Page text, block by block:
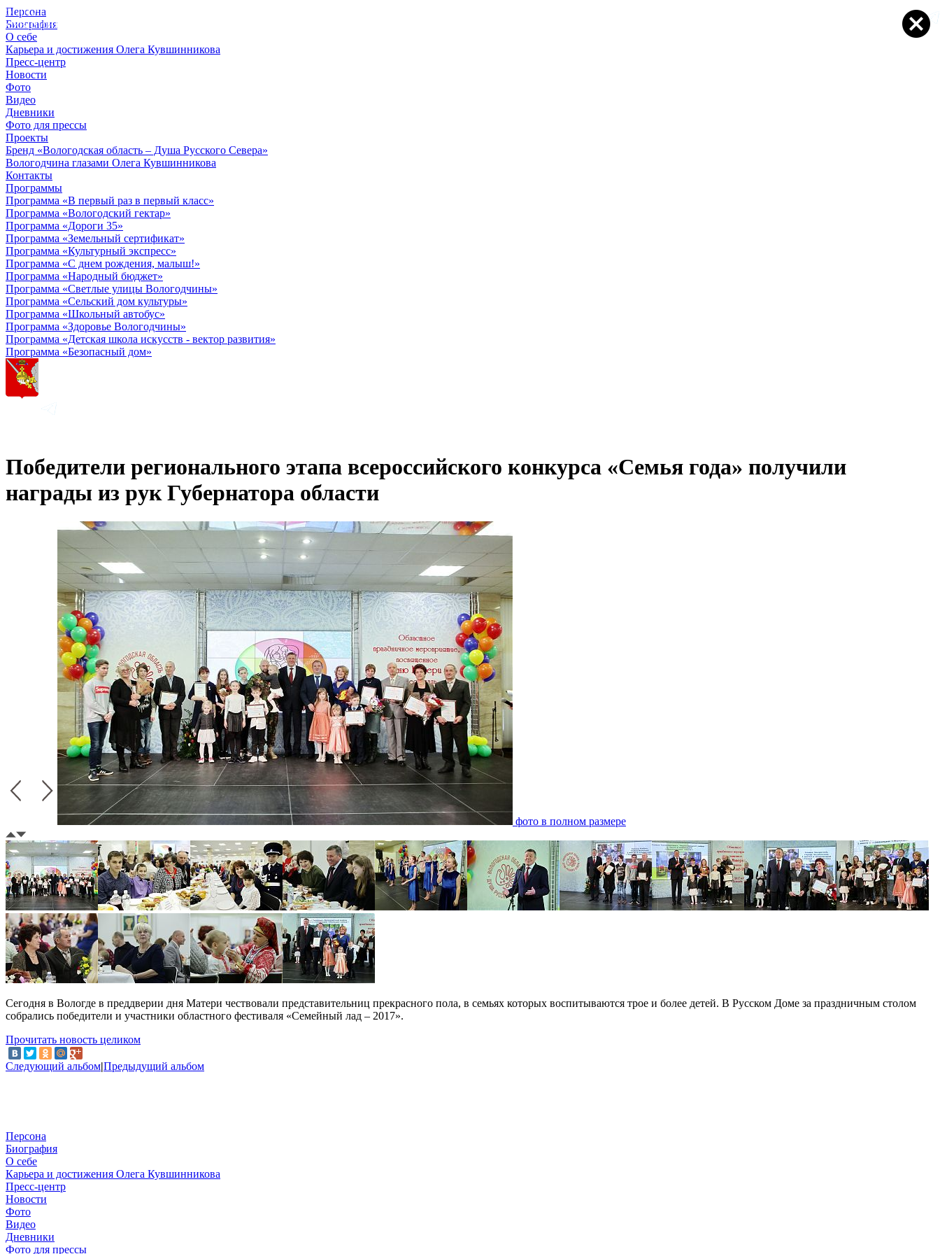
Персона
Биография
О себе
Карьера и достижения Олега Кувшинникова
Пресс-центр
Новости
Фото
Видео
Дневники
Фото для прессы
Проекты
Бренд «Вологодская область – Душа Русского Севера»
Вологодчина глазами Олега Кувшинникова
Контакты
Программы
Программа «В первый раз в первый класс»
Программа «Вологодский гектар»
Программа «Дороги 35»
Программа «Земельный сертификат»
Программа «Культурный экспресс»
Программа «С днем рождения, малыш!»
Программа «Народный бюджет»
Программа «Светлые улицы Вологодчины»
Программа «Сельский дом культуры»
Программа «Школьный автобус»
Программа «Здоровье Вологодчины»
Программа «Детская школа искусств - вектор развития»
Программа «Безопасный дом»
Победители регионального этапа всероссийского конкурса «Семья года» получили
награды из рук Губернатора области
фото в полном размере
Сегодня в Вологде в преддверии дня Матери чествовали представительниц прекрасного пола, в семьях которых воспитываются трое и более детей. В Русском Доме за праздничным столом
собрались победители и участники областного фестиваля «Семейный лад – 2017».
Прочитать новость целиком
Следующий альбом|Предыдущий альбом
© 2012 - 2023,
КУВШИННИКОВ О.А.
Персона
Биография
О себе
Карьера и достижения Олега Кувшинникова
Пресс-центр
Новости
Фото
Видео
Дневники
Фото для прессы